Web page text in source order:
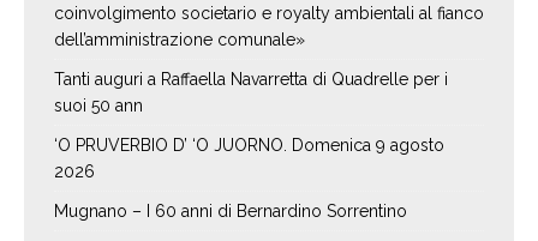
coinvolgimento societario e royalty ambientali al fianco
dell’amministrazione comunale»
Tanti auguri a Raffaella Navarretta di Quadrelle per i
suoi 50 ann
‘O PRUVERBIO D’ ‘O JUORNO. Domenica 9 agosto
2026
Mugnano – I 60 anni di Bernardino Sorrentino